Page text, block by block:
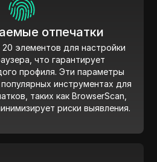
отпечатки
20 элементов для настройки
что гарантирует
профиля. Эти параметры
инструментах для
таких как BrowserScan,
риски выявления.